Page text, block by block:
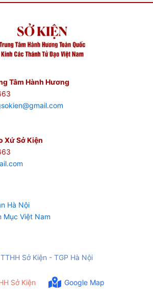
Tâm Hành Hương
Xứ Sở Kiện
Hà Nội
Mục Việt Nam
TTHH Sở Kiện - TGP Hà Nội
Sở Kiện Google Map